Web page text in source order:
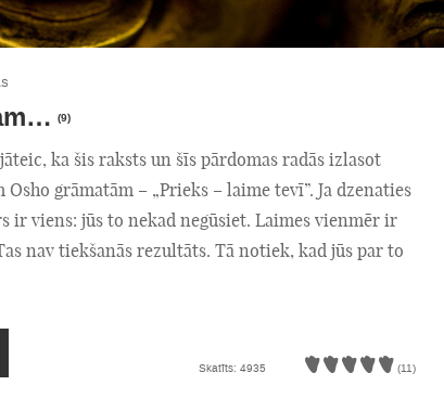
(9)
ka šis raksts un šīs pārdomas radās izlasot
grāmatām – „Prieks – laime tevī”. Ja dzenaties
ir viens: jūs to nekad negūsiet. Laimes vienmēr ir
nav tiekšanās rezultāts. Tā notiek, kad jūs par to
Skatīts: 4935 (11)